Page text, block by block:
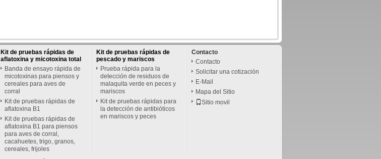
Kit de pruebas rápidas de
aflatoxina y micotoxina total
Banda de ensayo rápida de
micotoxinas para piensos y
cereales para aves de
corral
Kit de pruebas rápidas de
aflatoxina B1
Kit de pruebas rápidas de
aflatoxina B1 para piensos
para aves de corral,
cacahuetes, trigo, granos,
cereales, frijoles
Kit de pruebas rápidas de
pescado y mariscos
Prueba rápida para la
detección de residuos de
malaquita verde en peces y
mariscos
Kit de pruebas rápidas para
la detección de antibióticos
en mariscos y peces
Contacto
Contacto
Solicitar una cotización
E-Mail
Mapa del Sitio
Sitio movil